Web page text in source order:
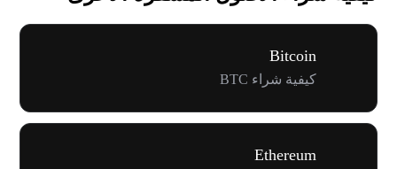
Bitcoin
كيفية شراء BTC
Ethereum